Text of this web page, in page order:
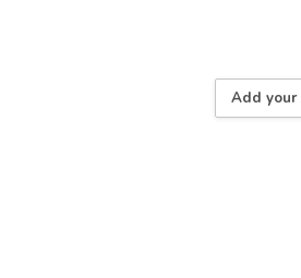
Add your